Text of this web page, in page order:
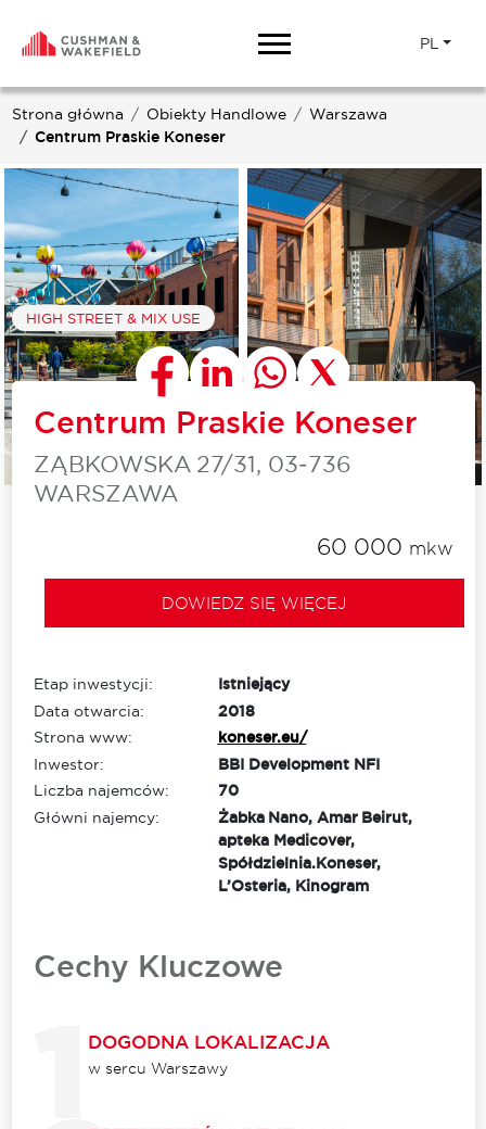
PL
Strona główna Obiekty Handlowe
Warszawa
Centrum Praskie Koneser
HIGH STREET & MIX USE
Centrum Praskie Koneser
ZĄBKOWSKA 27/31, 03‑736
WARSZAWA
60 000 mkw
DOWIEDZ SIĘ WIĘCEJ
Etap inwestycji:
Istniejący
Data otwarcia:
2018
Strona www:
koneser.eu/
Inwestor:
BBI Development NFI
Liczba najemców:
70
Główni najemcy:
Żabka Nano, Amar Beirut,
apteka Medicover,
Spółdzielnia.Koneser,
L’Osteria, Kinogram
Cechy Kluczowe
DOGODNA LOKALIZACJA
w sercu Warszawy